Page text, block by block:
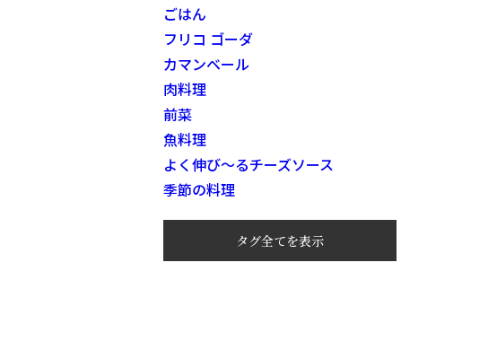
ごはん
フリコ ゴーダ
カマンベール
肉料理
前菜
魚料理
よく伸び～るチーズソース
季節の料理
タグ全てを表示